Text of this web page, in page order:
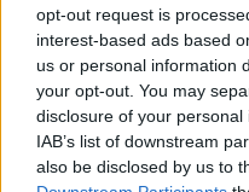
opt-out request is
interest-based ads based
us or personal information
your opt-out. You may
disclosure of your
IAB’s list of downstream
also be disclosed by us to
Ak má byť stolová
škárovky, pred
papierom č. 180 – 240.|